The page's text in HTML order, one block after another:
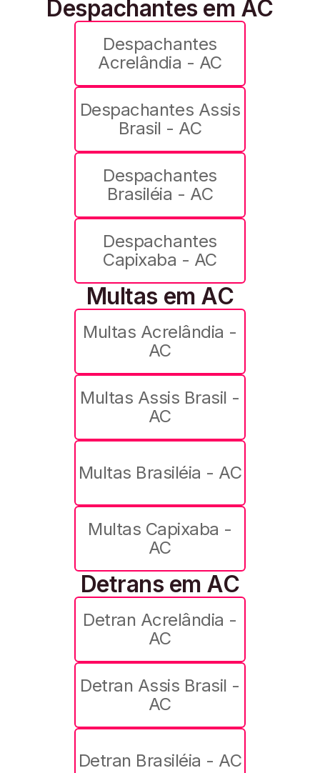
Despachantes em AC
Despachantes
Acrelândia - AC
Despachantes Assis
Brasil - AC
Despachantes
Brasiléia - AC
Despachantes
Capixaba - AC
Multas em AC
Multas Acrelândia -
AC
Multas Assis Brasil -
AC
Multas Brasiléia - AC
Multas Capixaba -
AC
Detrans em AC
Detran Acrelândia -
AC
Detran Assis Brasil -
AC
Detran Brasiléia - AC